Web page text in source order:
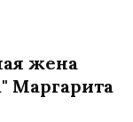
жена
Маргарита